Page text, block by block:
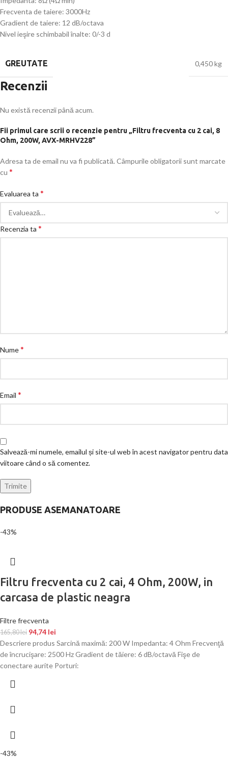
Frecventa de taiere: 3000Hz
Gradient de taiere: 12 dB/octava
Nivel ieşire schimbabil înalte: 0/-3 d
GREUTATE 0,450 kg
Recenzii
Nu există recenzii până acum.
Fii primul care scrii o recenzie pentru „Filtru frecventa cu 2 cai, 8
Ohm, 200W, AVX-MRHV228”
Adresa ta de email nu va fi publicată.Câmpurile obligatorii sunt marcate
cu *
Evaluarea ta *
Recenzia ta *
Nume*
Email *
Salvează-mi numele, emailul și site-ul web în acest navigator pentru data
viitoare când o să comentez.
PRODUSE ASEMANATOARE
-43%
Filtru frecventa cu 2 cai, 4 Ohm, 200W, in
carcasa de plastic neagra
Filtre frecventa
165,80lei 94,74 lei
Descriere produs Sarcină maximă: 200 W Impedanta: 4 Ohm Frecvenţă
de încrucişare: 2500 Hz Gradient de tăiere: 6 dB/octavă Fişe de
conectare aurite Porturi:
-43%